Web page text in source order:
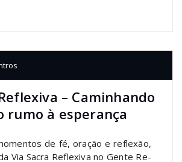
– Caminhando
rumo à esperança
de fé, oração e reflexão,
Via Sacra Reflexiva no Gente Re-